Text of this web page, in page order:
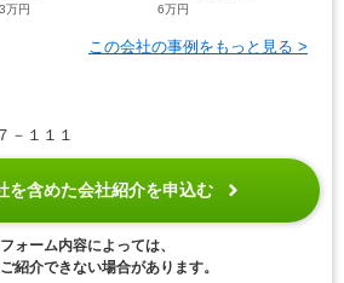
万円
6万円
この会社の事例をもっと見る >
－１１１
を含めた会社紹介を申込む
ォーム内容によっては、
紹介できない場合があります。